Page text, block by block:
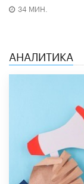
34 МИН.
АНАЛИТИКА